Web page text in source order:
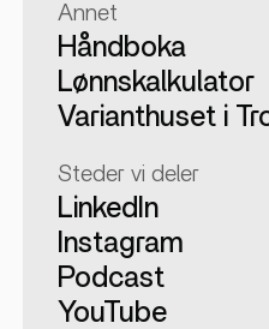
Annet
Håndboka
Lønnskalkulator
Varianthuset i
Steder vi deler
LinkedIn
Instagram
Podcast
YouTube